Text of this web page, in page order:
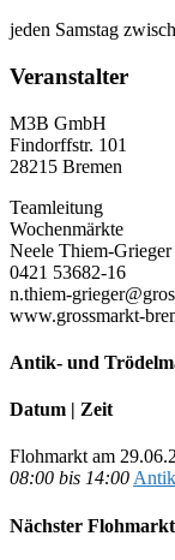
jeden Samstag
Veranstalter
M3B GmbH
Findorffstr. 101
28215 Bremen
Teamleitung
Wochenmärkte
Neele Thiem-Grieger
0421 53682-16
n.thiem-
www.grossmarkt-
Antik- und
Datum | Zeit
Flohmarkt am
08:00 bis 14:00
Nächster